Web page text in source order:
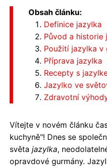
Obsah článku:
Definice jazylka
Původ a historie
Použití jazylka v
Příprava jazylka
Recepty s
Jazylko ve
Zdravotní
Vítejte v novém článku
kuchyně"! Dnes se
světa jazylka,
opravdové gurmány.